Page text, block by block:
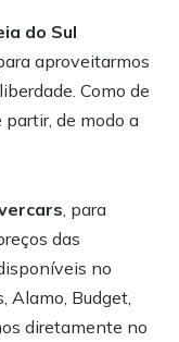
do Sul
aproveitarmos
Como de
de modo a
, para
das
no
Alamo, Budget,
diretamente no